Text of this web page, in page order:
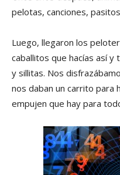
pelotas, canciones,
Luego, llegaron los
caballitos que hacías así y
y sillitas. Nos
nos daban un carrito para
empujen que hay para